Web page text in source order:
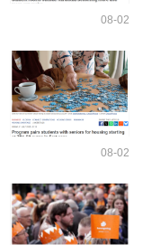
08-02
08-02